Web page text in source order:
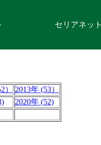
セリアネット
）
2013年 (53）
2020年 (52)